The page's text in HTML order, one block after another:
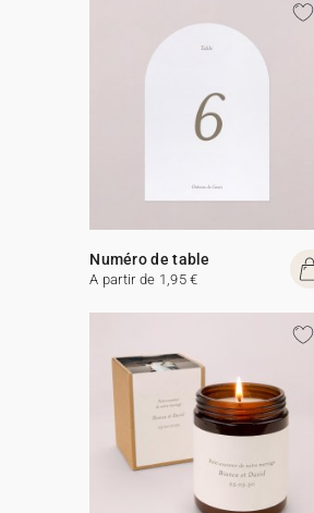
Numéro de table
A partir de 1,95 €